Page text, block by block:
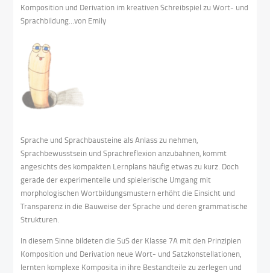
Komposition und Derivation im kreativen Schreibspiel zu Wort- und
Sprachbildung...von Emily
Sprache und Sprachbausteine als Anlass zu nehmen,
Sprachbewusstsein und Sprachreflexion anzubahnen, kommt
angesichts des kompakten Lernplans häufig etwas zu kurz. Doch
gerade der experimentelle und spielerische Umgang mit
morphologischen Wortbildungsmustern erhöht die Einsicht und
Transparenz in die Bauweise der Sprache und deren grammatische
Strukturen.
In diesem Sinne bildeten die SuS der Klasse 7A mit den Prinzipien
Komposition und Derivation neue Wort- und Satzkonstellationen,
lernten komplexe Komposita in ihre Bestandteile zu zerlegen und